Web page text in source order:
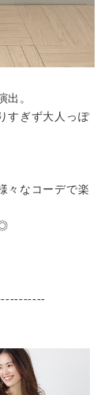
出。
すぎず大人っぽ
々なコーデで楽